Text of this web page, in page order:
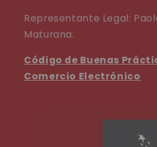
Representante Legal:
Maturana.
Código de Buenas
Comercio Electrónico